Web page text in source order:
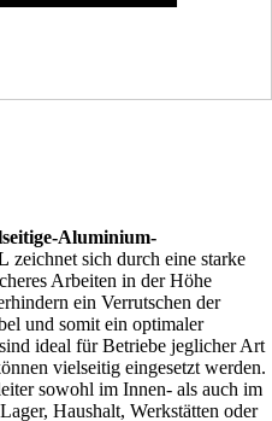
Aluminium-
zeichnet sich durch eine starke
Arbeiten in der Höhe
ein Verrutschen der
und somit ein optimaler
ideal für Betriebe jeglicher Art
vielseitig eingesetzt werden.
sowohl im Innen- als auch im
Haushalt, Werkstätten oder